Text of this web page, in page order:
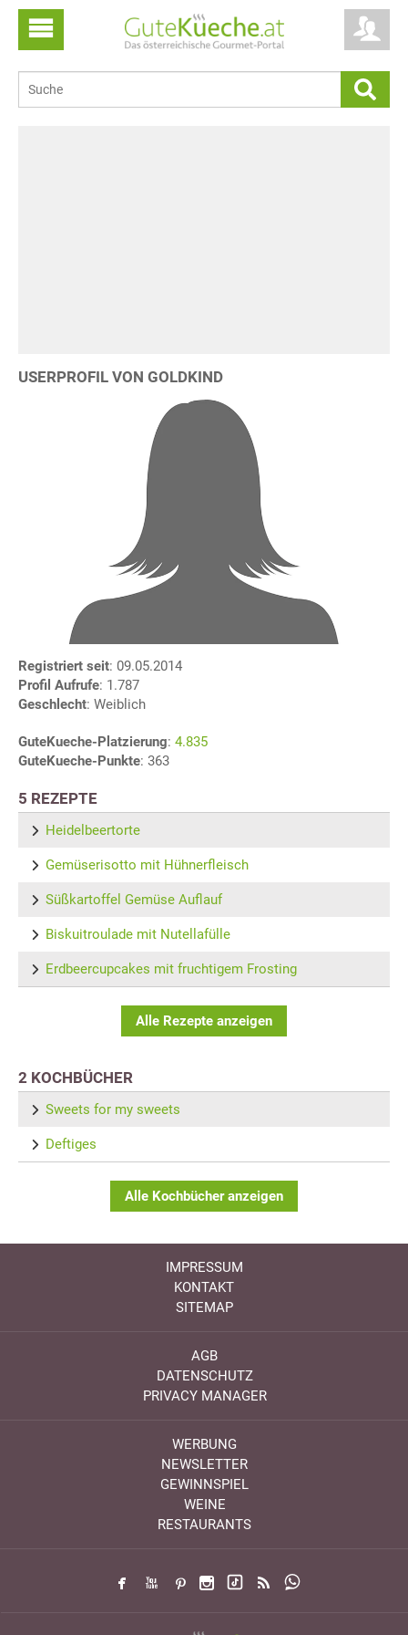
USERPROFIL VON GOLDKIND
Registriert seit: 09.05.2014
Profil Aufrufe: 1.787
Geschlecht: Weiblich
GuteKueche-Platzierung: 4.835
GuteKueche-Punkte: 363
5 REZEPTE
Heidelbeertorte
Gemüserisotto mit Hühnerfleisch
Süßkartoffel Gemüse Auflauf
Biskuitroulade mit Nutellafülle
Erdbeercupcakes mit fruchtigem Frosting
Alle Rezepte anzeigen
2 KOCHBÜCHER
Sweets for my sweets
Deftiges
Alle Kochbücher anzeigen
IMPRESSUM
KONTAKT
SITEMAP
AGB
DATENSCHUTZ
PRIVACY MANAGER
WERBUNG
NEWSLETTER
GEWINNSPIEL
WEINE
RESTAURANTS